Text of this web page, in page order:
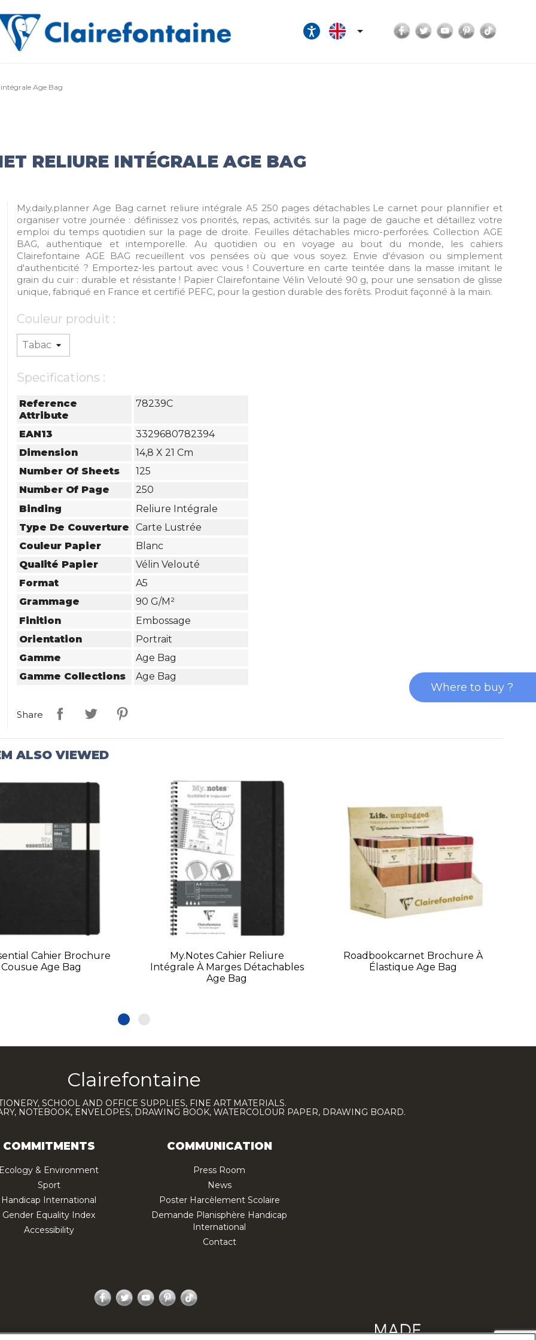
 Facebook
TwitterYouTubePinterest
Age Bag
RELIURE INTÉGRALE AGE BAG
My.daily.planner Age Bag carnet reliure intégrale A5 250 pages détachables Le carnet pour plannifier et
organiser votre journée : définissez vos priorités, repas, activités. sur la page de gauche et détaillez votre
emploi du temps quotidien sur la page de droite. Feuilles détachables micro-perforées. Collection AGE
BAG, authentique et intemporelle. Au quotidien ou en voyage au bout du monde, les cahiers
Clairefontaine AGE BAG recueillent vos pensées où que vous soyez. Envie d'évasion ou simplement
d'authenticité ? Emportez-les partout avec vous ! Couverture en carte teintée dans la masse imitant le
grain du cuir : durable et résistante ! Papier Clairefontaine Vélin Velouté 90 g, pour une sensation de glisse
unique, fabriqué en France et certifié PEFC, pour la gestion durable des forêts. Produit façonné à la main.
Couleur produit :
Specifications :
Reference
Attribute
78239C
EAN13
3329680782394
Dimension
14,8 X 21 Cm
Number Of Sheets
125
Number Of Page
250
Binding
Reliure Intégrale
Type De Couverture
Carte Lustrée
Couleur Papier
Blanc
Qualité Papier
Vélin Velouté
Format
A5
Grammage
90 G/m²
Finition
Embossage
Orientation
Portrait
Gamme
Age Bag
Gamme Collections
Age Bag
Share
ALSO VIEWED
Cahier Brochure
Cousue Age Bag
My.Notes Cahier Reliure
Intégrale À Marges Détachables
Age Bag
Roadbookcarnet Brochure À
Élastique Age Bag
Clairefontaine
SCHOOL AND OFFICE SUPPLIES, FINE ART MATERIALS.
NOTEBOOK, ENVELOPES, DRAWING BOOK, WATERCOLOUR PAPER, DRAWING BOARD.
COMMITMENTS
& Environment
Sport
Handicap International
Gender Equality Index
Accessibility
COMMUNICATION
Press Room
News
Poster Harcèlement Scolaire
Demande Planisphère Handicap
International
Contact
Facebook
TwitterYouTubePinterest
Where to buy ?